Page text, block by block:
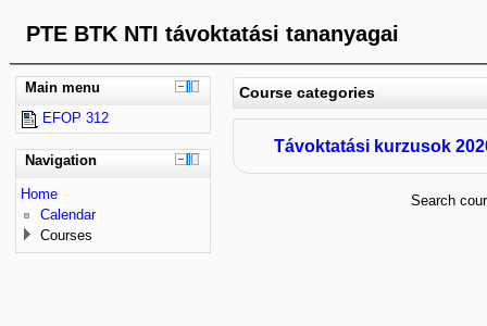
PTE BTK NTI távoktatási tananyagai
Course categories
Távoktatási kurzusok
Search
Main menu
EFOP 312
Navigation
Home
Calendar
Courses